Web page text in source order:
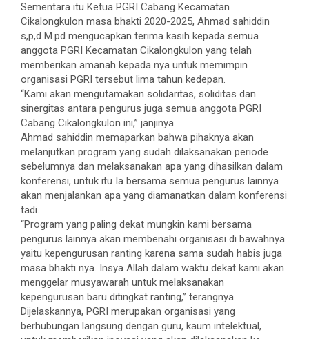
Sementara itu Ketua PGRI Cabang Kecamatan
Cikalongkulon masa bhakti 2020-2025, Ahmad sahiddin
s,p,d M.pd mengucapkan terima kasih kepada semua
anggota PGRI Kecamatan Cikalongkulon yang telah
memberikan amanah kepada nya untuk memimpin
organisasi PGRI tersebut lima tahun kedepan.
“Kami akan mengutamakan solidaritas, soliditas dan
sinergitas antara pengurus juga semua anggota PGRI
Cabang Cikalongkulon ini,” janjinya.
Ahmad sahiddin memaparkan bahwa pihaknya akan
melanjutkan program yang sudah dilaksanakan periode
sebelumnya dan melaksanakan apa yang dihasilkan dalam
konferensi, untuk itu Ia bersama semua pengurus lainnya
akan menjalankan apa yang diamanatkan dalam konferensi
tadi.
“Program yang paling dekat mungkin kami bersama
pengurus lainnya akan membenahi organisasi di bawahnya
yaitu kepengurusan ranting karena sama sudah habis juga
masa bhakti nya. Insya Allah dalam waktu dekat kami akan
menggelar musyawarah untuk melaksanakan
kepengurusan baru ditingkat ranting,” terangnya.
Dijelaskannya, PGRI merupakan organisasi yang
berhubungan langsung dengan guru, kaum intelektual,